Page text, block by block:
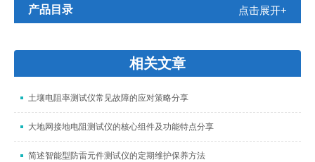
产品目录 点击展开+
相关文章
土壤电阻率测试仪常见故障的应对策略分享
大地网接地电阻测试仪的核心组件及功能特点分享
简述智能型防雷元件测试仪的定期维护保养方法